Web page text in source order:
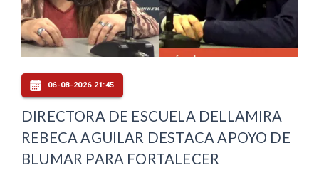
06-08-2026 21:45
DIRECTORA DE ESCUELA DELLAMIRA
REBECA AGUILAR DESTACA APOYO DE
BLUMAR PARA FORTALECER